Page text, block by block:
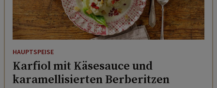
HAUPTSPEISE
Karfiol mit Käsesauce und
karamellisierten Berberitzen